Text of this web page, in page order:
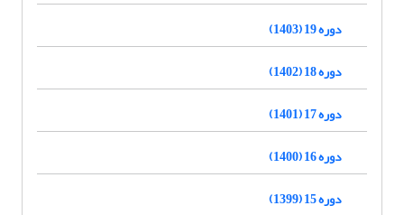
دوره 19 (1403)
دوره 18 (1402)
دوره 17 (1401)
دوره 16 (1400)
دوره 15 (1399)